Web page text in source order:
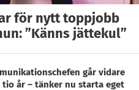
för nytt toppjobb
”Känns jättekul”
går vidare
år – tänker nu starta eget